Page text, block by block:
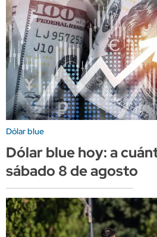
Dólar blue
Dólar blue hoy: a
sábado 8 de agosto